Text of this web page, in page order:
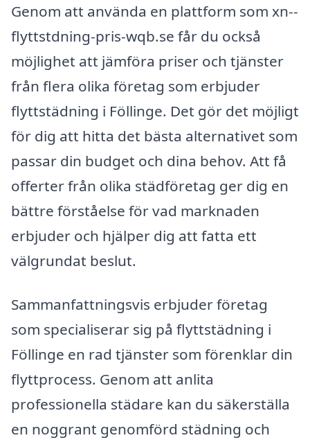
Genom att använda en plattform som xn--
flyttstdning-pris-wqb.se får du också
möjlighet att jämföra priser och tjänster
från flera olika företag som erbjuder
flyttstädning i Föllinge. Det gör det möjligt
för dig att hitta det bästa alternativet som
passar din budget och dina behov. Att få
offerter från olika städföretag ger dig en
bättre förståelse för vad marknaden
erbjuder och hjälper dig att fatta ett
välgrundat beslut.
Sammanfattningsvis erbjuder företag
som specialiserar sig på flyttstädning i
Föllinge en rad tjänster som förenklar din
flyttprocess. Genom att anlita
professionella städare kan du säkerställa
en noggrant genomförd städning och